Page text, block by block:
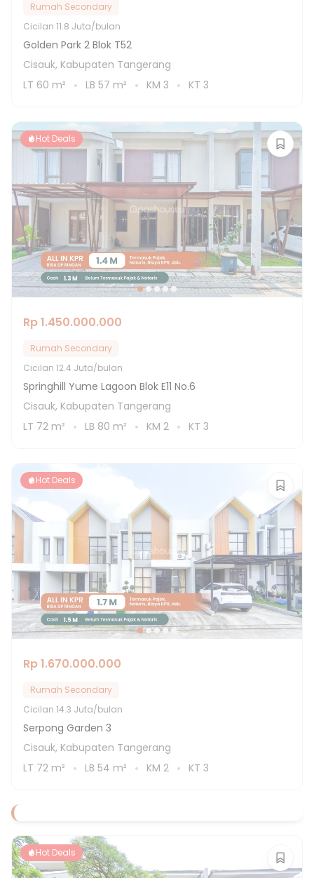
Rumah Secondary
Cicilan 11.8 Juta/bulan
Golden Park 2 Blok T52
Cisauk, Kabupaten Tangerang
LT 60 m² LB 57 m² KM 3 KT 3
Hot Deals
Rp 1.450.000.000
Rumah Secondary
Cicilan 12.4 Juta/bulan
Springhill Yume Lagoon Blok E11 No.6
Cisauk, Kabupaten Tangerang
LT 72 m² LB 80 m² KM 2 KT 3
Hot Deals
Rp 1.670.000.000
Rumah Secondary
Cicilan 14.3 Juta/bulan
Serpong Garden 3
Cisauk, Kabupaten Tangerang
LT 72 m² LB 54 m² KM 2 KT 3
Hot Deals